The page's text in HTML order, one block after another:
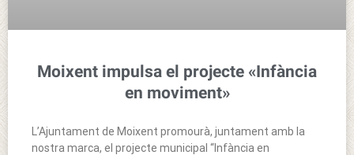
Moixent impulsa el projecte «Infància
en moviment»
L’Ajuntament de Moixent promourà, juntament amb la
nostra marca, el projecte municipal “Infància en